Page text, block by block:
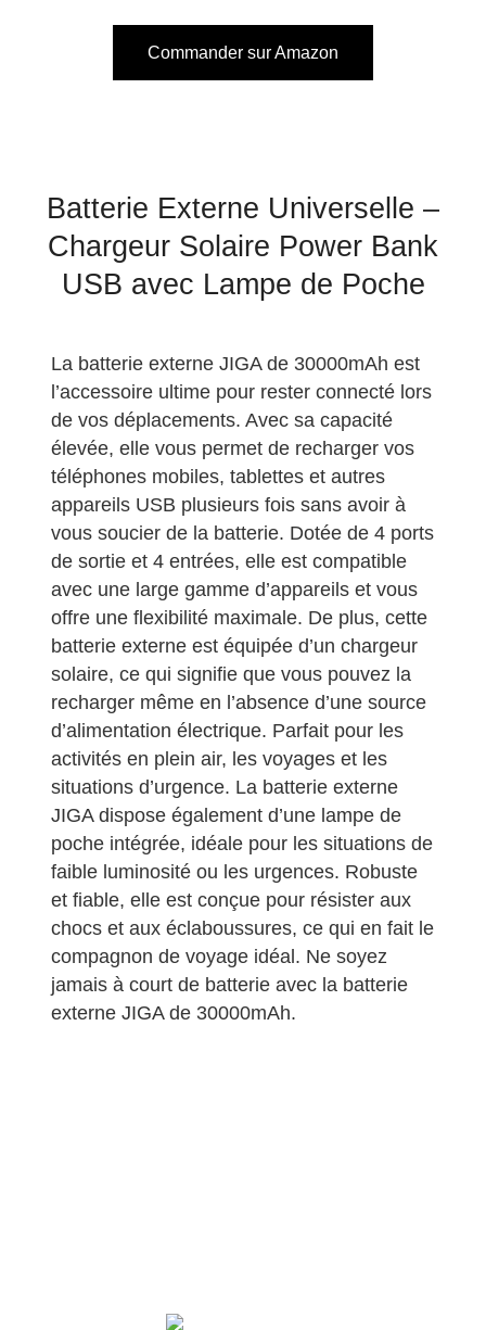
Commander sur Amazon
Batterie Externe Universelle –
Chargeur Solaire Power Bank
USB avec Lampe de Poche
La batterie externe JIGA de 30000mAh est
l’accessoire ultime pour rester connecté lors
de vos déplacements. Avec sa capacité
élevée, elle vous permet de recharger vos
téléphones mobiles, tablettes et autres
appareils USB plusieurs fois sans avoir à
vous soucier de la batterie. Dotée de 4 ports
de sortie et 4 entrées, elle est compatible
avec une large gamme d’appareils et vous
offre une flexibilité maximale. De plus, cette
batterie externe est équipée d’un chargeur
solaire, ce qui signifie que vous pouvez la
recharger même en l’absence d’une source
d’alimentation électrique. Parfait pour les
activités en plein air, les voyages et les
situations d’urgence. La batterie externe
JIGA dispose également d’une lampe de
poche intégrée, idéale pour les situations de
faible luminosité ou les urgences. Robuste
et fiable, elle est conçue pour résister aux
chocs et aux éclaboussures, ce qui en fait le
compagnon de voyage idéal. Ne soyez
jamais à court de batterie avec la batterie
externe JIGA de 30000mAh.